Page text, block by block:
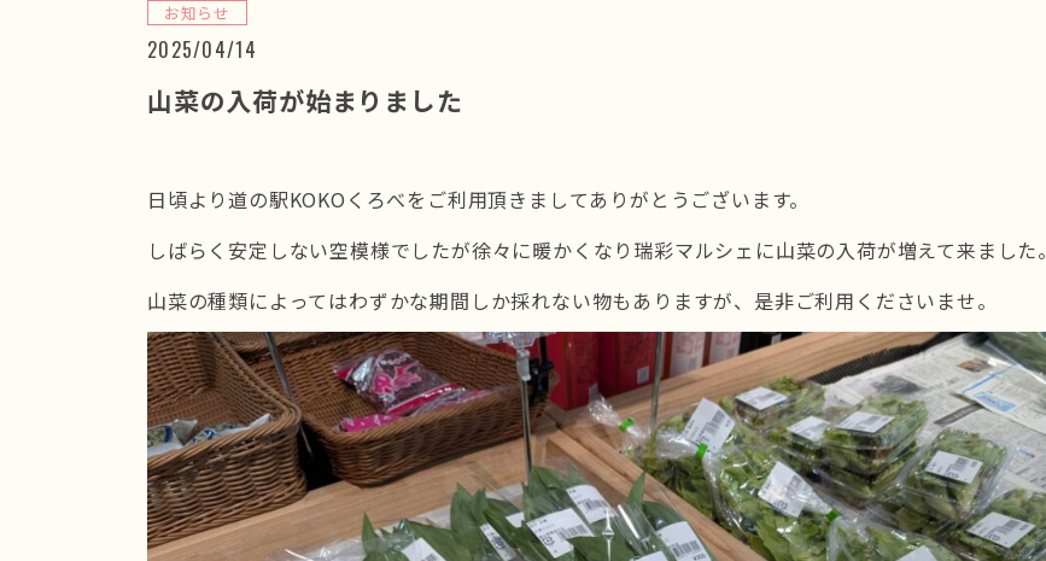
お知らせ
2025/04/14
山菜の入荷が始まりました
日頃より道の駅KOKOくろべをご利用頂きましてありがとうございます。
しばらく安定しない空模様でしたが徐々に暖かくなり瑞彩マルシェに山菜の入荷が増えて来ました。
山菜の種類によってはわずかな期間しか採れない物もありますが、是非ご利用くださいませ。